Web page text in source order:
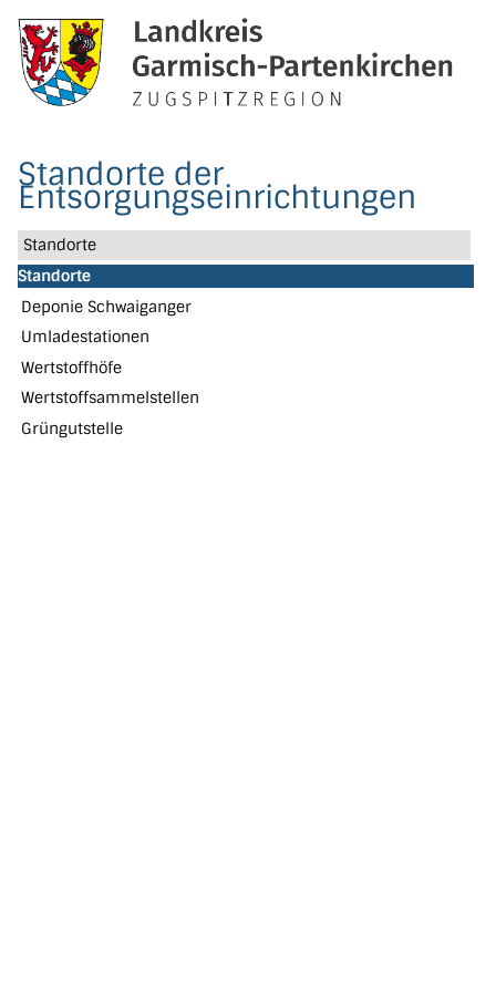
Standorte der
Entsorgungseinrichtungen
Standorte
Standorte
Deponie Schwaiganger
Umladestationen
Wertstoffhöfe
Wertstoffsammelstellen
Grüngutstelle